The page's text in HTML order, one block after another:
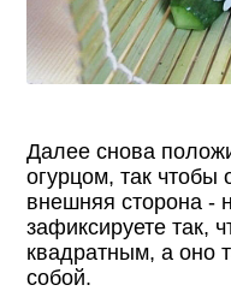
Далее снова
огурцом, так чтобы
внешняя сторона -
зафиксируете так,
квадратным, а оно
собой.